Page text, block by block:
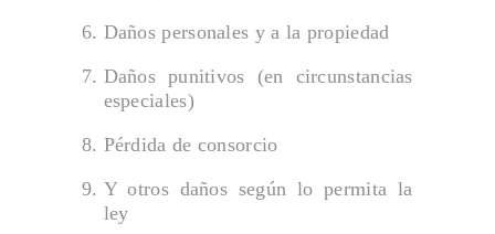
Daños personales y a la propiedad
Daños punitivos (en circunstancias
especiales)
Pérdida de consorcio
Y otros daños según lo permita la
ley